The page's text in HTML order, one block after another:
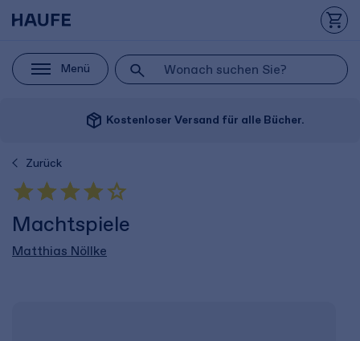
Menü
package_2 Kostenloser Versand für alle Bücher.
Zurück
Machtspiele
Matthias Nöllke